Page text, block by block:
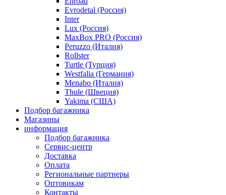
Evrodetal (Россия)
Inter
Lux (Россия)
MaxBox PRO (Россия)
Peruzzo (Италия)
Rollster
Turtle (Турция)
Westfalia (Германия)
Menabo (Италия)
Thule (Швеция)
Yakima (США)
Подбор багажника
Магазины
информация
Подбор багажника
Сервис-центр
Доставка
Оплата
Региональные партнеры
Оптовикам
Контакты